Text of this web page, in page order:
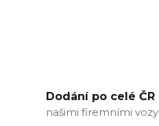
Dodání po celé ČR
našimi firemními vozy